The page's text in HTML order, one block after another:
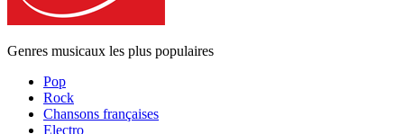
Genres musicaux les plus populaires
Pop
Rock
Chansons françaises
Electro